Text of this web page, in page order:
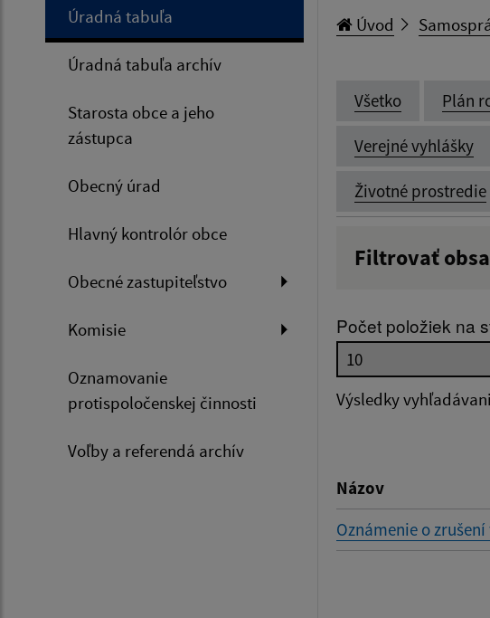
Úradná tabuľa
Úradná tabuľa archív
Starosta obce a jeho
zástupca
Obecný úrad
Hlavný kontrolór obce
Obecné zastupiteľstvo
Komisie
Oznamovanie
protispoločenskej činnosti
Voľby a referendá archív
Úvod
Všetko Plán
Verejné vyhlášky
Životné prostredie
Filtrovať
Dátum
Počet položiek na
Výsledky
Názov
Oznámenie o